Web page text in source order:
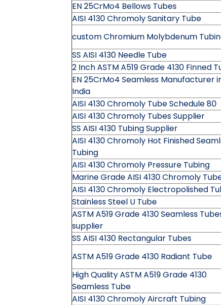
EN 25CrMo4 Bellows Tubes
AISI 4130 Chromoly Sanitary Tube
custom Chromium Molybdenum
SS AISI 4130 Needle Tube
2 Inch ASTM A519 Grade 4130 Finned
EN 25CrMo4 Seamless Manufacturer
India
AISI 4130 Chromoly Tube Schedule 80
AISI 4130 Chromoly Tubes Supplier
SS AISI 4130 Tubing Supplier
AISI 4130 Chromoly Hot Finished
Tubing
AISI 4130 Chromoly Pressure Tubing
Marine Grade AISI 4130 Chromoly
AISI 4130 Chromoly Electropolished
Stainless Steel U Tube
ASTM A519 Grade 4130 Seamless
supplier
SS AISI 4130 Rectangular Tubes
ASTM A519 Grade 4130 Radiant Tube
High Quality ASTM A519 Grade 4130
Seamless Tube
AISI 4130 Chromoly Aircraft Tubing